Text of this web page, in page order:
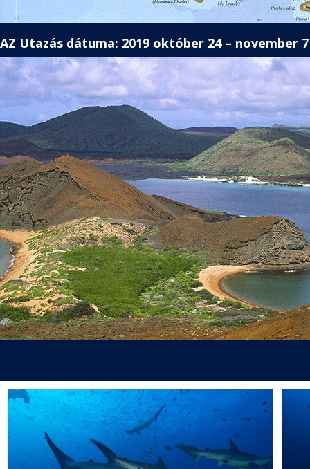
AZ Utazás dátuma: 2019 október 24 – november 7